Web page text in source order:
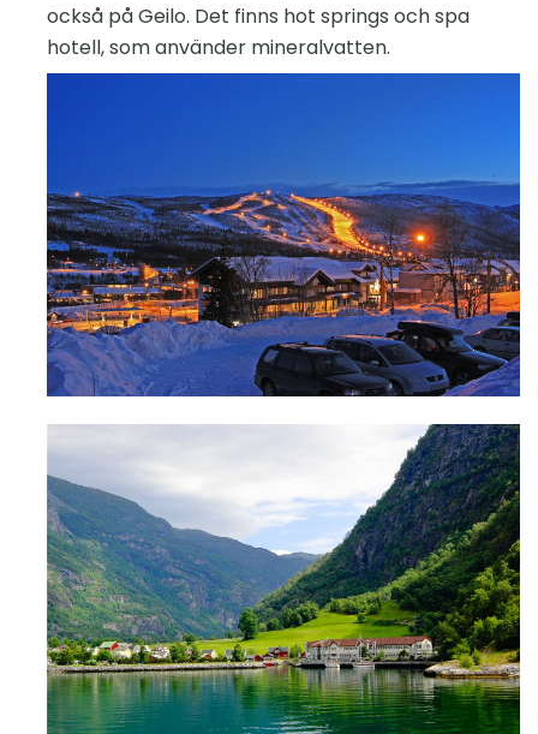
också på Geilo. Det finns hot springs och spa
hotell, som använder mineralvatten.